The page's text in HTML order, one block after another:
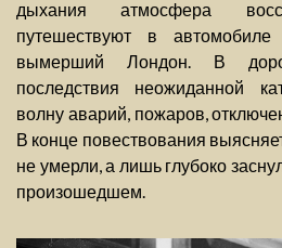
дыхания атмосфера
путешествуют в автомобиле
вымерший Лондон. В
последствия неожиданной
волну аварий, пожаров,
В конце повествования
не умерли, а лишь глубоко
произошедшем.